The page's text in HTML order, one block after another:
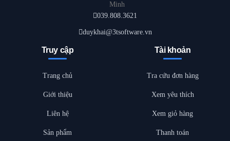
Minh
039.808.3621
duykhai@3tsoftware.vn
Truy cập
Trang chủ
Giới thiệu
Liên hệ
Sản phẩm
Tài khoản
Tra cứu đơn hàng
Xem yêu thích
Xem giỏ hàng
Thanh toán